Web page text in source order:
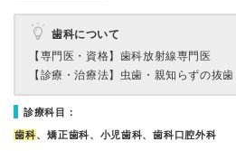
歯科について
【専門医・資格】 歯科放射線専門医
【診療・治療法】 虫歯・親知らずの抜歯
診療科目：
歯科、矯正歯科、小児歯科、歯科口腔外科